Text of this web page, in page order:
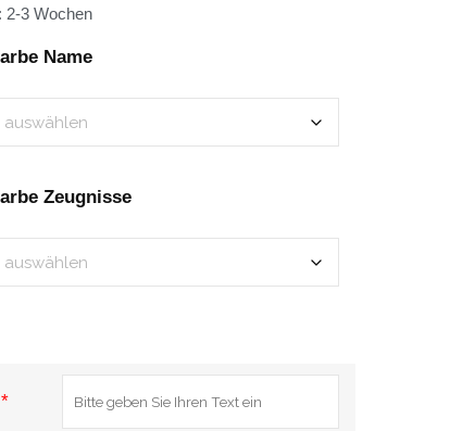
2-3 Wochen
Name
Zeugnisse
*